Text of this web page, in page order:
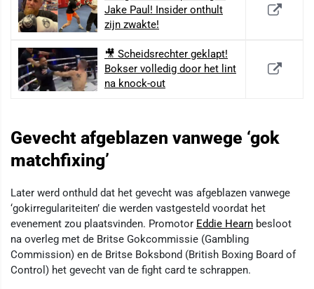
Jake Paul! Insider onthult
zijn zwakte!
🎥 Scheidsrechter geklapt!
Bokser volledig door het lint
na knock-out
Gevecht afgeblazen vanwege ‘gok
matchfixing’
Later werd onthuld dat het gevecht was afgeblazen vanwege
‘gokirregulariteiten’ die werden vastgesteld voordat het
evenement zou plaatsvinden. Promotor Eddie Hearn besloot
na overleg met de Britse Gokcommissie (Gambling
Commission) en de Britse Boksbond (British Boxing Board of
Control) het gevecht van de fight card te schrappen.